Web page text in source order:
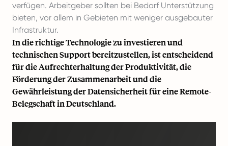
verfügen. Arbeitgeber sollten bei Bedarf Unterstützung
bieten, vor allem in Gebieten mit weniger ausgebauter
Infrastruktur.
In die richtige Technologie zu investieren und
technischen Support bereitzustellen, ist entscheidend
für die Aufrechterhaltung der Produktivität, die
Förderung der Zusammenarbeit und die
Gewährleistung der Datensicherheit für eine Remote-
Belegschaft in Deutschland.